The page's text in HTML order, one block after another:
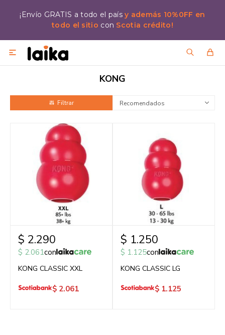
¡Envío GRATIS a todo el paísy además 10%0FF en
todo el sitio con Scotia crédito!

KONG
Recomendados
$ 2.290
$ 2.061con
KONG CLASSIC XXL
$ 2.061
$ 1.250
$ 1.125con
KONG CLASSIC LG
$ 1.125